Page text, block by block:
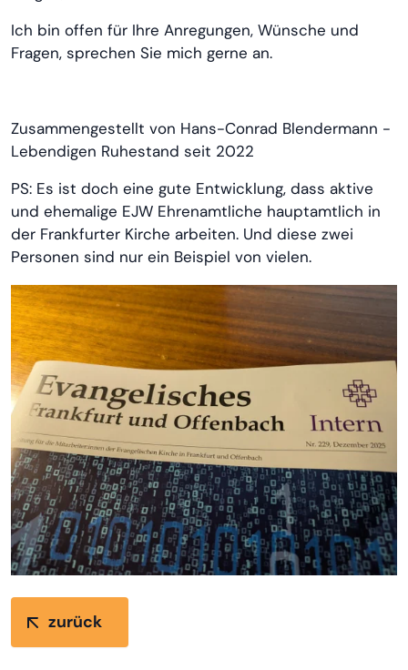
Ich bin offen für Ihre Anregungen, Wünsche und
Fragen, sprechen Sie mich gerne an.
Zusammengestellt von Hans-Conrad Blendermann -
Lebendigen Ruhestand seit 2022
PS: Es ist doch eine gute Entwicklung, dass aktive
und ehemalige EJW Ehrenamtliche hauptamtlich in
der Frankfurter Kirche arbeiten. Und diese zwei
Personen sind nur ein Beispiel von vielen.
zurück